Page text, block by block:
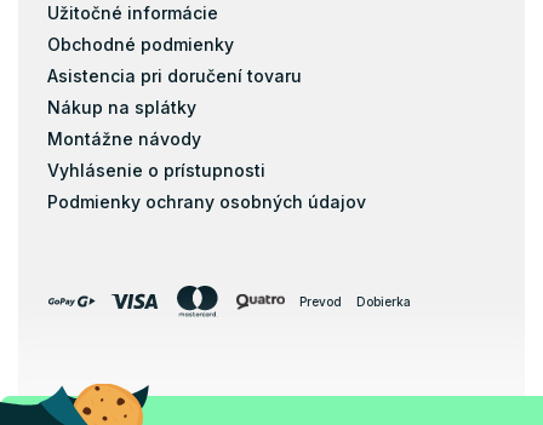
Užitočné informácie
Obchodné podmienky
Asistencia pri doručení tovaru
Nákup na splátky
Montážne návody
Vyhlásenie o prístupnosti
Podmienky ochrany osobných údajov
Prevod Dobierka
Copyright 2026